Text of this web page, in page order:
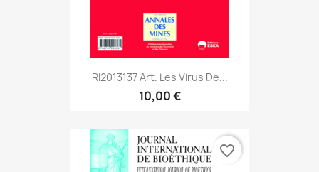
RI2013137 Art. Les Virus De...
10,00 €
favorite_border